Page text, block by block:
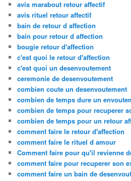
avis marabout retour affectif
avis rituel retour affectif
bain de retour d affection
bain pour retour d affection
bougie retour d'affection
c'est quoi le retour d'affection
c'est quoi un desenvoutement
ceremonie de desenvoutement
combien coute un desenvoutement
combien de temps dure un
combien de temps pour recuperer
combien de temps pour un retour
comment faire le retour d'affection
comment faire le rituel d amour
Comment faire pour qu'il revienne
comment faire pour recuperer son
comment faire un bain de